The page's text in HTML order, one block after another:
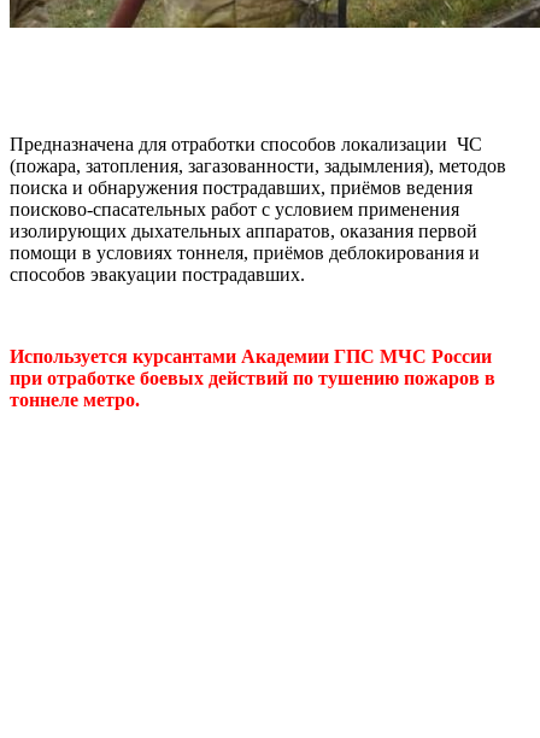
Предназначена для отработки способов локализации ЧС
(пожара, затопления, загазованности, задымления), методов
поиска и обнаружения пострадавших, приёмов ведения
поисково-спасательных работ с условием применения
изолирующих дыхательных аппаратов, оказания первой
помощи в условиях тоннеля, приёмов деблокирования и
способов эвакуации пострадавших.
Используется курсантами Академии ГПС МЧС России
при отработке боевых действий по тушению пожаров в
тоннеле метро.